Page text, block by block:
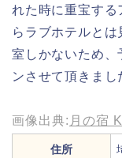
れた時に重宝す
らラブホテルと
室しかないため、
ンさせて頂きまし
画像出典: 月の宿
住所